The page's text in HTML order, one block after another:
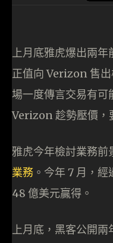
上月底雅虎爆出兩年
正值向 Verizon 售
場一度傳言交易有可
Verizon 趁勢壓價，
雅虎今年檢討業務前
業務 。今年 7 月，
48 億美元贏得。
上月底，黑客公開兩